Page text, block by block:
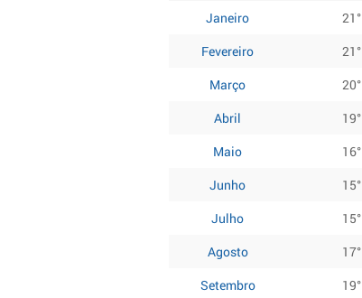
Janeiro
21°
Fevereiro
21°
Março
20°
Abril
19°
Maio
16°
Junho
15°
Julho
15°
Agosto
17°
Setembro
19°